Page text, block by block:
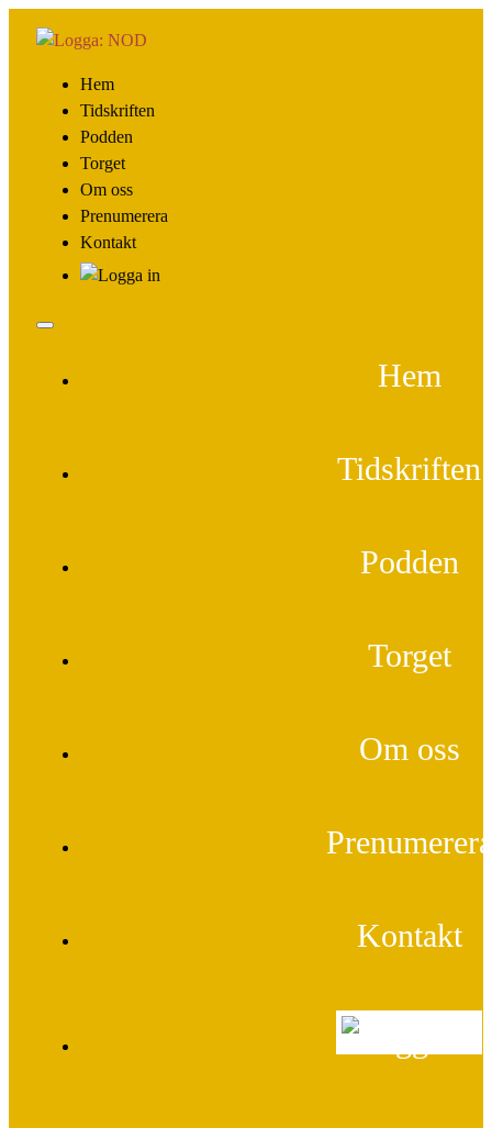
Hem
Tidskriften
Podden
Torget
Om oss
Prenumerera
Kontakt
Hem
Tidskriften
Podden
Torget
Om oss
Prenumerera
Kontakt